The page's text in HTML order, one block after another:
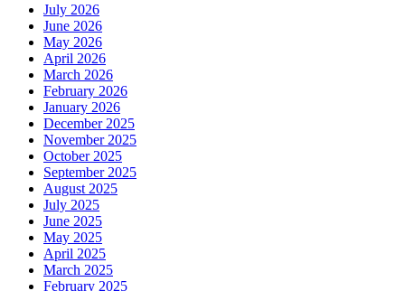
July 2026
June 2026
May 2026
April 2026
March 2026
February 2026
January 2026
December 2025
November 2025
October 2025
September 2025
August 2025
July 2025
June 2025
May 2025
April 2025
March 2025
February 2025